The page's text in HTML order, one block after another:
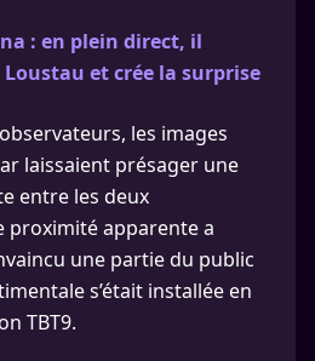
: en plein direct, il
et crée la surprise
les images
laissaient présager une
entre les deux
proximité apparente a
une partie du public
s’était installée en
TBT9.